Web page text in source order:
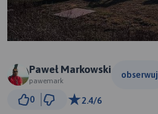
Paweł Markowski
pawemark
obserwuj
0 2.4/6